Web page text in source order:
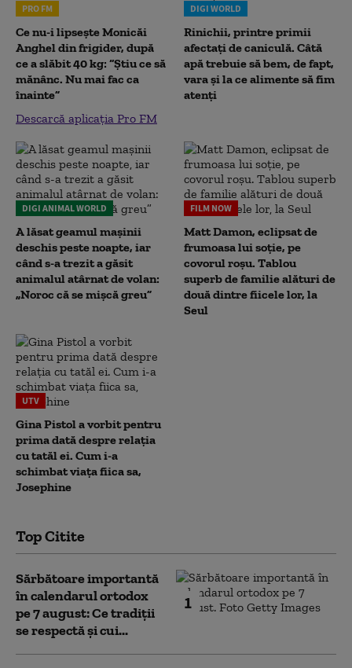
PRO FM
Ce nu-i lipsește Monicăi
Anghel din frigider, după
ce a slăbit 40 kg: “Știu ce să
mănânc. Nu mai fac ca
înainte”
Descarcă aplicația Pro FM
DIGI WORLD
Rinichii, printre primii
afectați de caniculă. Câtă
apă trebuie să bem, de fapt,
vara și la ce alimente să fim
atenți
DIGI ANIMAL WORLD
A lăsat geamul mașinii
deschis peste noapte, iar
când s-a trezit a găsit
animalul atârnat de volan:
„Noroc că se mișcă greu”
FILM NOW
Matt Damon, eclipsat de
frumoasa lui soție, pe
covorul roșu. Tablou
superb de familie alături de
două dintre fiicele lor, la
Seul
UTV
Gina Pistol a vorbit pentru
prima dată despre relația
cu tatăl ei. Cum i-a
schimbat viața fiica sa,
Josephine
Top Citite
1
Sărbătoare importantă
în calendarul ortodox
pe 7 august: Ce tradiții
se respectă și cui...